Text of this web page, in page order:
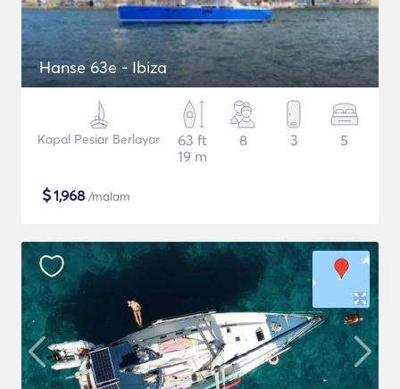
Hanse 63e - Ibiza
Kapal Pesiar Berlayar
63 ft
19 m
8 3 5
$1,968 /malam